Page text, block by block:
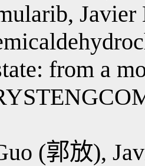
from a
(郭放),